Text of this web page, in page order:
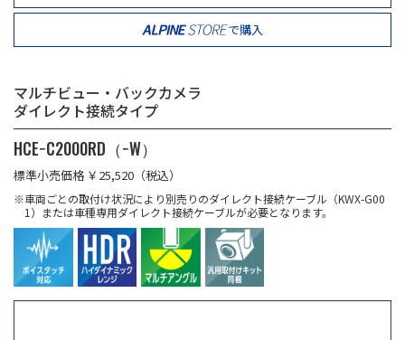
で購入
マルチビュー・バックカメラ
ダイレクト接続タイプ
HCE−C2000RD（−W）
標準小売価格 ￥25,520（税込）
※車両ごとの取付け状況により別売りのダイレクト接続ケーブル（KWX-G00
1）または車種専用ダイレクト接続ケーブルが必要となります。